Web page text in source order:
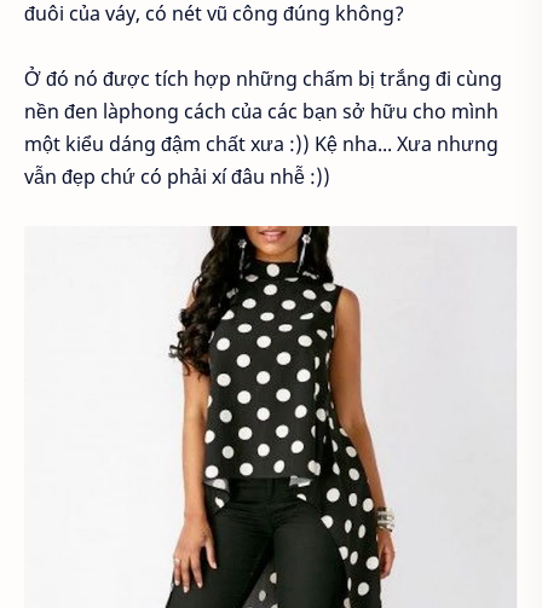
đuôi của váy, có nét vũ công đúng không?
Ở đó nó được tích hợp những chấm bị trắng đi cùng
nền đen làphong cách của các bạn sở hữu cho mình
một kiểu dáng đậm chất xưa :)) Kệ nha... Xưa nhưng
vẫn đẹp chứ có phải xí đâu nhễ :))